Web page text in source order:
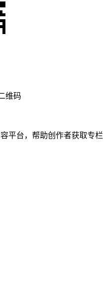
维码
平台，帮助创作者获取专栏